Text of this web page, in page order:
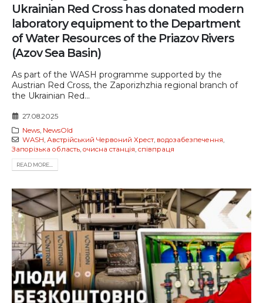
Ukrainian Red Cross has donated modern
laboratory equipment to the Department
of Water Resources of the Priazov Rivers
(Azov Sea Basin)
As part of the WASH programme supported by the
Austrian Red Cross, the Zaporizhzhia regional branch of
the Ukrainian Red...
27.08.2025
News, NewsOld
WASH, Австрійський Червоний Хрест, водозабезпечення,
Запорізька область, очисна станція, співпраця
READ MORE...